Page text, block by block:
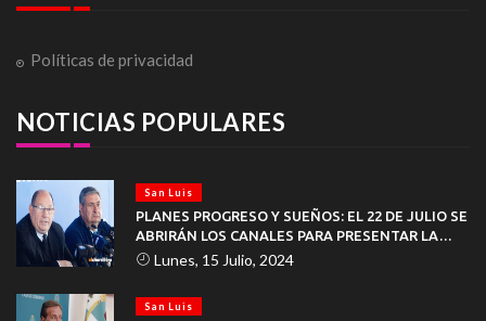
Políticas de privacidad
NOTICIAS POPULARES
San Luis
PLANES PROGRESO Y SUEÑOS: EL 22 DE JULIO SE
ABRIRÁN LOS CANALES PARA PRESENTAR LA
DOCUMENTACIÓN
Lunes, 15 Julio, 2024
San Luis